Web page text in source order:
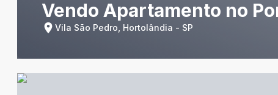
Vendo Apartamento no
Vila São Pedro, Hortolândia - SP